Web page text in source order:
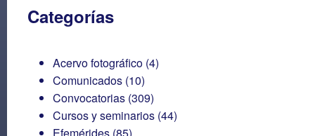
Categorías
Acervo fotográfico (4)
Comunicados (10)
Convocatorias (309)
Cursos y seminarios (44)